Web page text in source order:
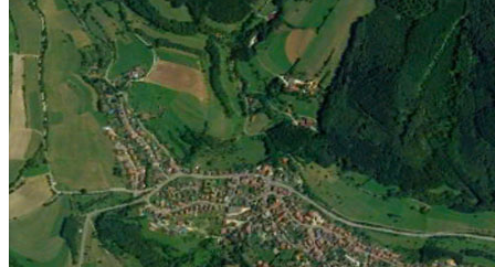
Männlich
Weiblich
Minis
Vereinskollektion
Vereine
Förderverein